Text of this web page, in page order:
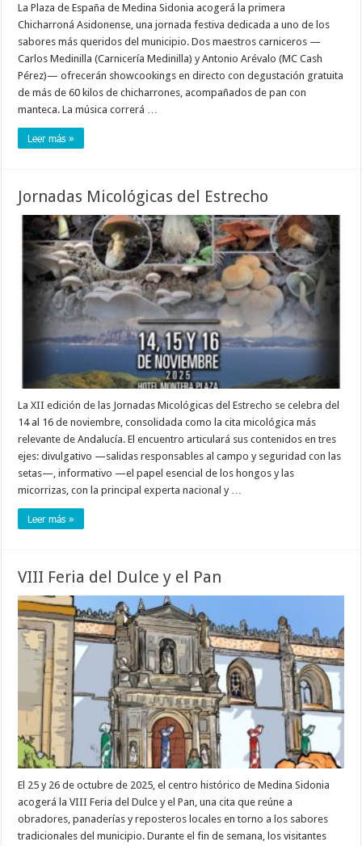
La Plaza de España de Medina Sidonia acogerá la primera
Chicharroná Asidonense, una jornada festiva dedicada a uno de los
sabores más queridos del municipio. Dos maestros carniceros —
Carlos Medinilla (Carnicería Medinilla) y Antonio Arévalo (MC Cash
Pérez)— ofrecerán showcookings en directo con degustación gratuita
de más de 60 kilos de chicharrones, acompañados de pan con
manteca. La música correrá …
Leer más »
Jornadas Micológicas del Estrecho
La XII edición de las Jornadas Micológicas del Estrecho se celebra del
14 al 16 de noviembre, consolidada como la cita micológica más
relevante de Andalucía. El encuentro articulará sus contenidos en tres
ejes: divulgativo —salidas responsables al campo y seguridad con las
setas—, informativo —el papel esencial de los hongos y las
micorrizas, con la principal experta nacional y …
Leer más »
VIII Feria del Dulce y el Pan
El 25 y 26 de octubre de 2025, el centro histórico de Medina Sidonia
acogerá la VIII Feria del Dulce y el Pan, una cita que reúne a
obradores, panaderías y reposteros locales en torno a los sabores
tradicionales del municipio. Durante el fin de semana, los visitantes